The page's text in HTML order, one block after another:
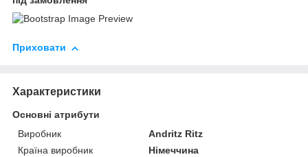
Приховати
Характеристики
Основні атрибути
Виробник
Andritz Ritz
Країна виробник
Німеччина